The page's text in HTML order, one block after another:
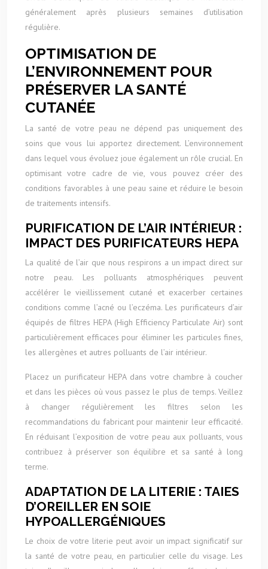
généralement après plusieurs semaines d’utilisation
régulière.
OPTIMISATION DE
L’ENVIRONNEMENT POUR
PRÉSERVER LA SANTÉ
CUTANÉE
La santé de votre peau ne dépend pas uniquement des
soins que vous lui apportez directement. L’environnement
dans lequel vous évoluez joue également un rôle crucial. En
optimisant votre cadre de vie, vous pouvez créer des
conditions favorables à une peau saine et réduire le besoin
de traitements intensifs.
PURIFICATION DE L’AIR INTÉRIEUR :
IMPACT DES PURIFICATEURS HEPA
La qualité de l’air que nous respirons a un impact direct sur
notre peau. Les polluants atmosphériques peuvent
accélérer le vieillissement cutané et exacerber certaines
conditions comme l’acné ou l’eczéma. Les purificateurs d’air
équipés de filtres HEPA (High Efficiency Particulate Air) sont
particulièrement efficaces pour éliminer les particules fines,
les allergènes et autres polluants de l’air intérieur.
Placez un purificateur HEPA dans votre chambre à coucher
et dans les pièces où vous passez le plus de temps. Veillez
à changer régulièrement les filtres selon les
recommandations du fabricant pour maintenir leur efficacité.
En réduisant l’exposition de votre peau aux polluants, vous
contribuez à préserver son équilibre et sa santé à long
terme.
ADAPTATION DE LA LITERIE : TAIES
D’OREILLER EN SOIE
HYPOALLERGÉNIQUES
Le choix de votre literie peut avoir un impact significatif sur
la santé de votre peau, en particulier celle du visage. Les